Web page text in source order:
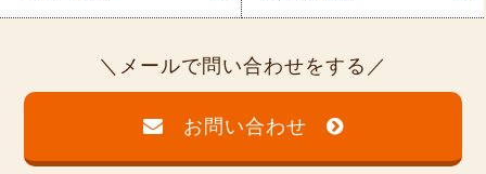
メールで問い合わせをする
お問い合わせ